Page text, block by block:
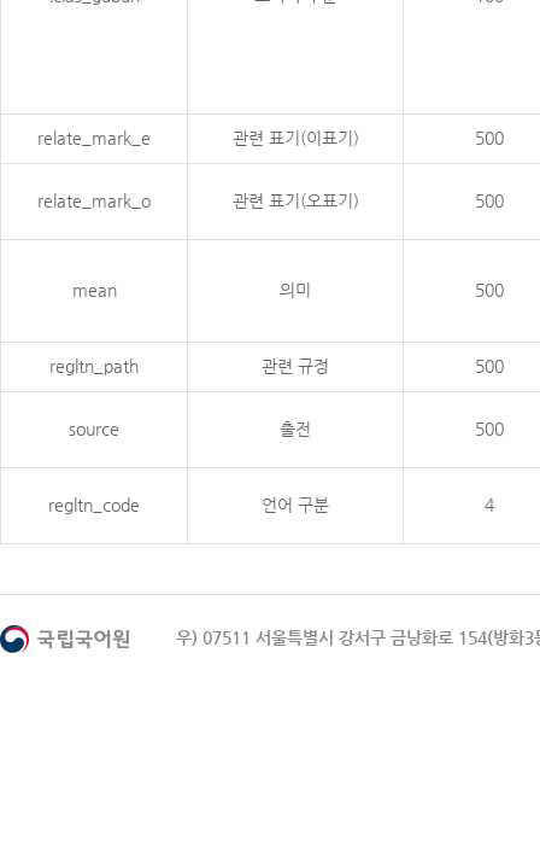
relate_mark_e 관련 표기(이표기) 500
relate_mark_o 관련 표기(오표기) 500
mean 의미 500
regltn_path 관련 규정 500
source 출전 500
regltn_code 언어 구분 4
우) 07511 서울특별시 강서구 금낭화로 154(방화3